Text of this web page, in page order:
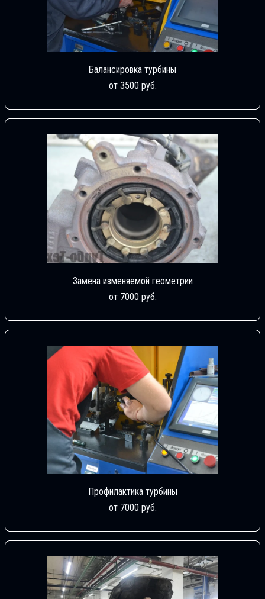
Балансировка турбины
от 3500 руб.
Замена изменяемой геометрии
от 7000 руб.
Профилактика турбины
от 7000 руб.